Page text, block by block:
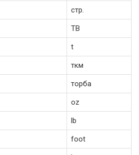
стр.
TB
t
ткм
торба
oz
lb
foot